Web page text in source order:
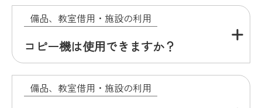
備品、教室借用・施設の利用
コピー機は使用できますか？
備品、教室借用・施設の利用